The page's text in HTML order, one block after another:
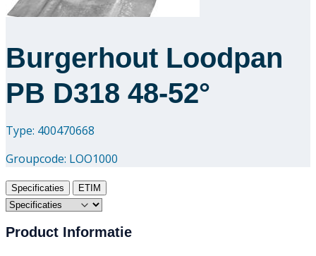
Burgerhout Loodpan
PB D318 48-52°
Type: 400470668
Groupcode: LOO1000
Specificaties ETIM
Product Informatie